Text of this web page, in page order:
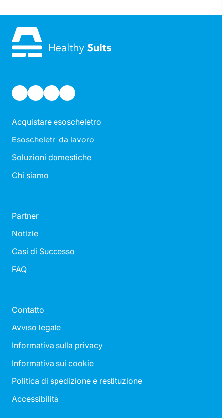
Acquistare esoscheletro
Esoscheletri da lavoro
Soluzioni domestiche
Chi siamo
Partner
Notizie
Casi di Successo
FAQ
Contatto
Avviso legale
Informativa sulla privacy
Informativa sui cookie
Politica di spedizione e restituzione
Accessibilità